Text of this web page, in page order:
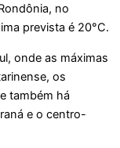
no
prevista é 20°C.
onde as máximas
os
também há
e o centro-